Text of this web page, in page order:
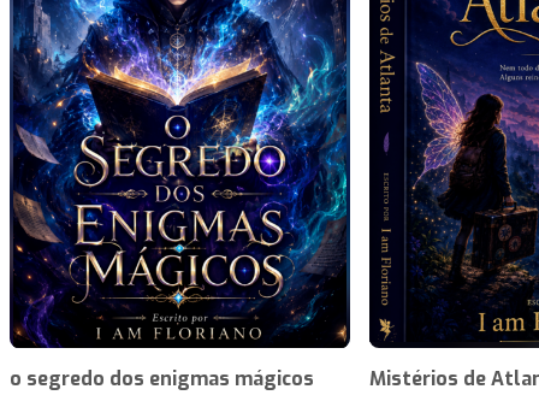
o segredo dos enigmas mágicos Mistérios de